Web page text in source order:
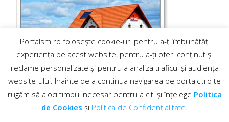
Portalsm.ro folosește cookie-uri pentru a-ți îmbunătăți
experiența pe acest website, pentru a-ți oferi conținut și
reclame personalizate și pentru a analiza traficul și audiența
website-ului. Înainte de a continua navigarea pe portalcj.ro te
rugăm să aloci timpul necesar pentru a citi și înțelege Politica
de Cookies și Politica de Confidențialitate.